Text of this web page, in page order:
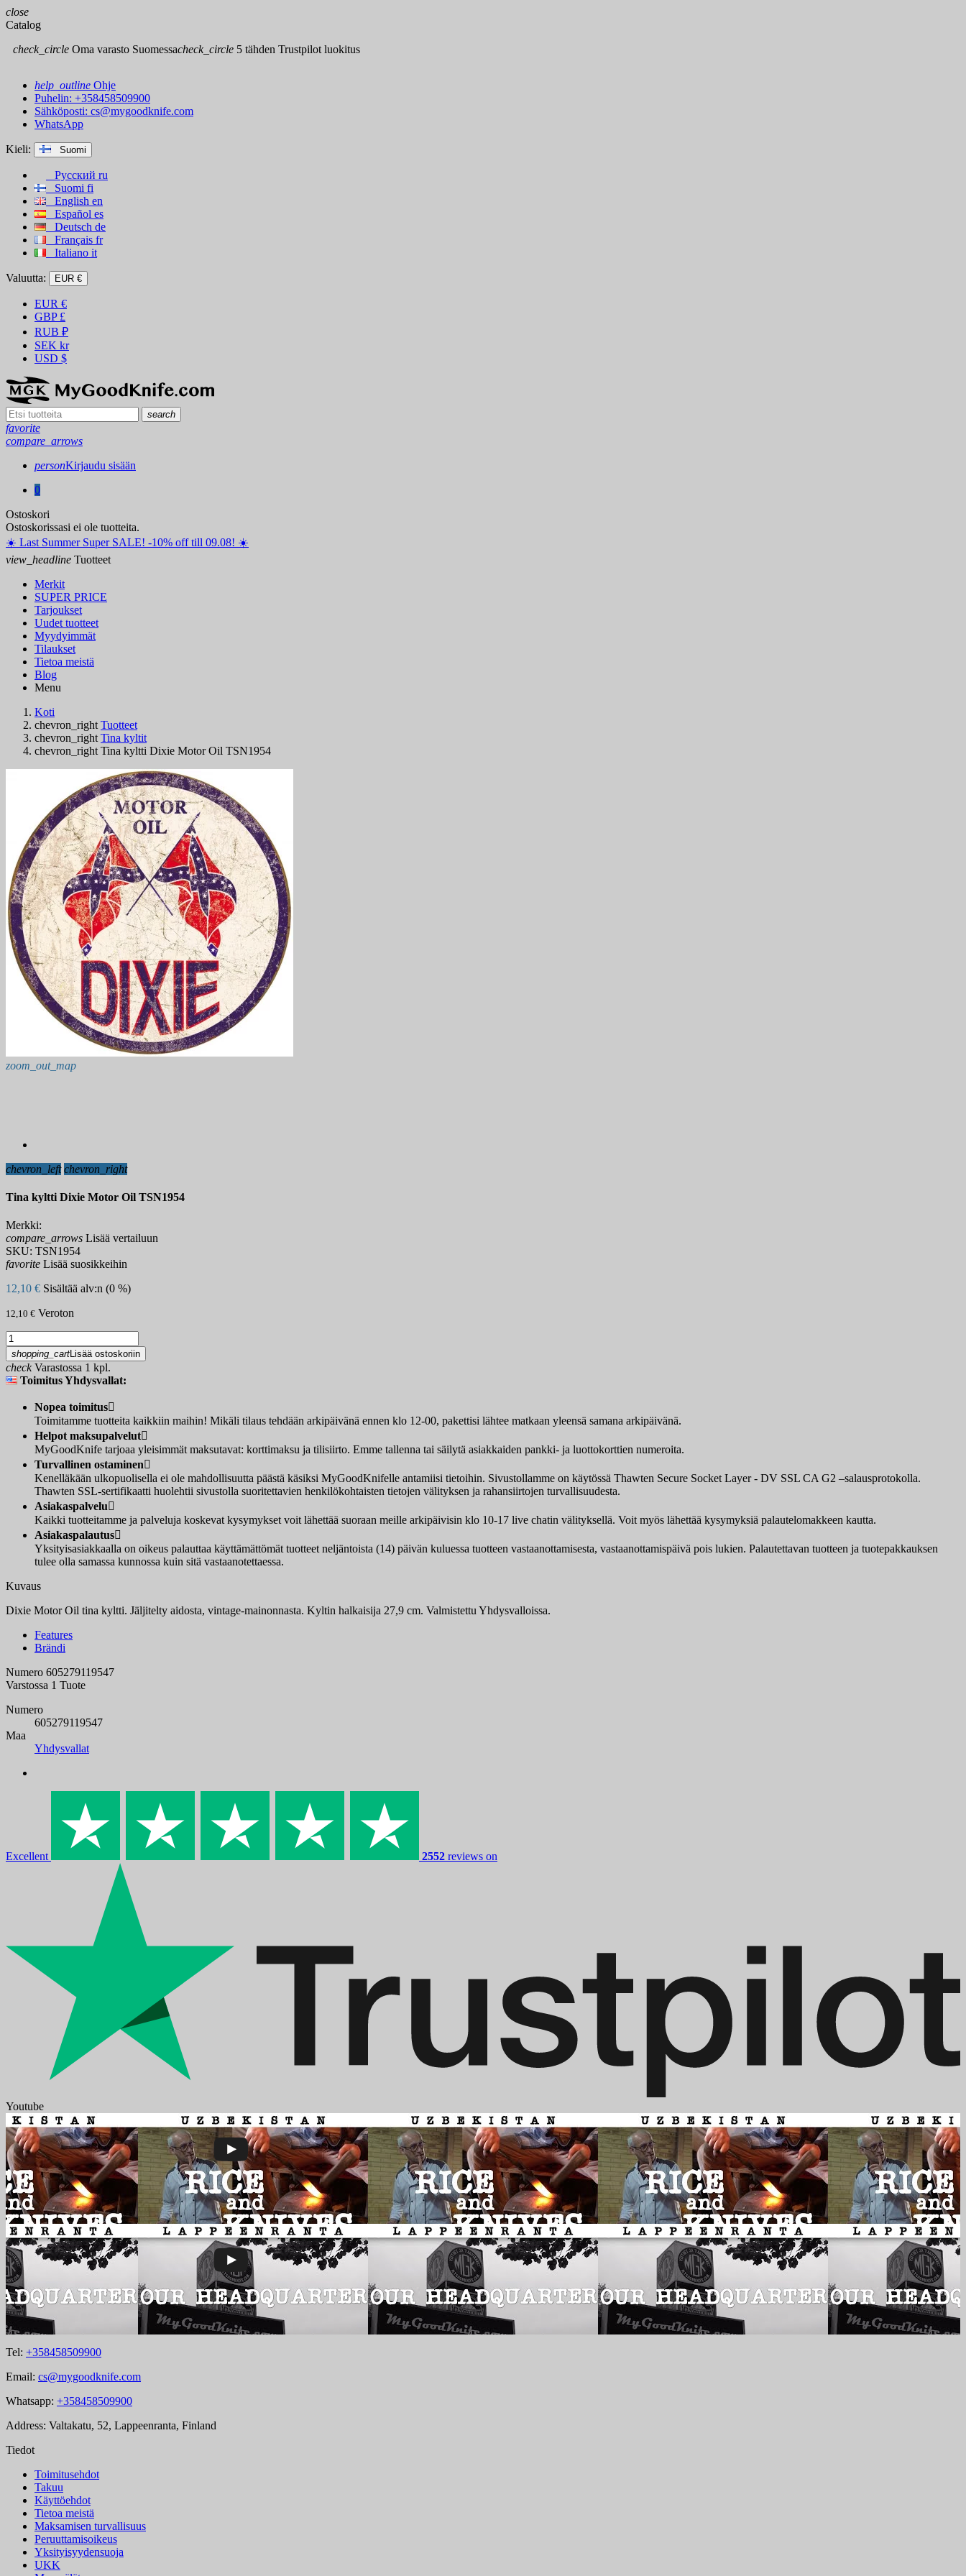
close
Catalog
check_circle Oma varasto Suomessacheck_circle 5 tähden Trustpilot luokitus
help_outline Ohje
Puhelin: +358458509900
Sähköposti: cs@mygoodknife.com
WhatsApp
Kieli: Suomi
Русский ru
Suomi fi
English en
Español es
Deutsch de
Français fr
Italiano it
Valuutta: EUR €
EUR €
GBP £
RUB ₽
SEK kr
USD $
search
favorite
compare_arrows
personKirjaudu sisään
0
Ostoskori
Ostoskorissasi ei ole tuotteita.
☀️ ️Last Summer Super SALE! -10% off till 09.08! ☀️
view_headline Tuotteet
Merkit
SUPER PRICE
Tarjoukset
Uudet tuotteet
Myydyimmät
Tilaukset
Tietoa meistä
Blog
Menu
Koti
chevron_right Tuotteet
chevron_right Tina kyltit
chevron_right Tina kyltti Dixie Motor Oil TSN1954
zoom_out_map
chevron_left chevron_right
Tina kyltti Dixie Motor Oil TSN1954
Merkki:
compare_arrows Lisää vertailuun
SKU: TSN1954
favorite Lisää suosikkeihin
12,10 € Sisältää alv:n (0 %)
12,10 € Veroton
shopping_cartLisää ostoskoriin
checkVarastossa 1 kpl.
Toimitus Yhdysvallat:
Nopea toimitus
Toimitamme tuotteita kaikkiin maihin! Mikäli tilaus tehdään arkipäivänä ennen klo 12-00, pakettisi lähtee matkaan yleensä samana arkipäivänä.
Helpot maksupalvelut
MyGoodKnife tarjoaa yleisimmät maksutavat: korttimaksu ja tilisiirto. Emme tallenna tai säilytä asiakkaiden pankki- ja luottokorttien numeroita.
Turvallinen ostaminen
Kenelläkään ulkopuolisella ei ole mahdollisuutta päästä käsiksi MyGoodKnifelle antamiisi tietoihin. Sivustollamme on käytössä Thawten Secure Socket Layer - DV SSL CA G2 –salausprotokolla.
Thawten SSL-sertifikaatti huolehtii sivustolla suoritettavien henkilökohtaisten tietojen välityksen ja rahansiirtojen turvallisuudesta.
Asiakaspalvelu
Kaikki tuotteitamme ja palveluja koskevat kysymykset voit lähettää suoraan meille arkipäivisin klo 10-17 live chatin välityksellä. Voit myös lähettää kysymyksiä palautelomakkeen kautta.
Asiakaspalautus
Yksityisasiakkaalla on oikeus palauttaa käyttämättömät tuotteet neljäntoista (14) päivän kuluessa tuotteen vastaanottamisesta, vastaanottamispäivä pois lukien. Palautettavan tuotteen ja tuotepakkauksen
tulee olla samassa kunnossa kuin sitä vastaanotettaessa.
Kuvaus
Dixie Motor Oil tina kyltti. Jäljitelty aidosta, vintage-mainonnasta. Kyltin halkaisija 27,9 cm. Valmistettu Yhdysvalloissa.
Features
Brändi
Numero 605279119547
Varstossa 1 Tuote
Numero
605279119547
Maa
Yhdysvallat
Excellent 2552 reviews on
Youtube
Tel: +358458509900
Email: cs@mygoodknife.com
Whatsapp: +358458509900
Address: Valtakatu, 52, Lappeenranta, Finland
Tiedot
Toimitusehdot
Takuu
Käyttöehdot
Tietoa meistä
Maksamisen turvallisuus
Peruuttamisoikeus
Yksityisyydensuoja
UKK